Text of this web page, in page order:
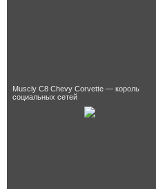
Muscly C8 Chevy Corvette — король
социальных сетей